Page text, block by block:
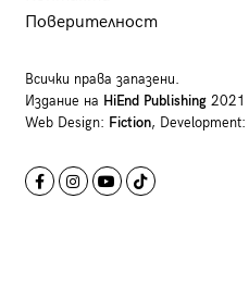
Поверителност
Всички права запазени.
Издание на HiEnd Publishing2021
Web Design: Fiction, Development: